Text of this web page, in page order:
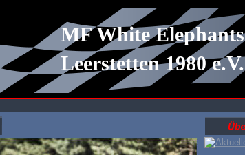
MF White Elephants
Leerstetten 1980 e.V.